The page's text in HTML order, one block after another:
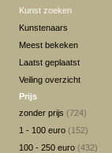
Kunst zoeken
Kunstenaars
Meest bekeken
Laatst geplaatst
Veiling overzicht
Prijs
zonder prijs (724)
1 - 100 euro (152)
100 - 250 euro (432)